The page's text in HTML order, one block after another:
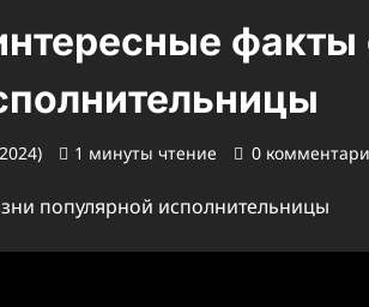
факты
1 минуты чтение 0